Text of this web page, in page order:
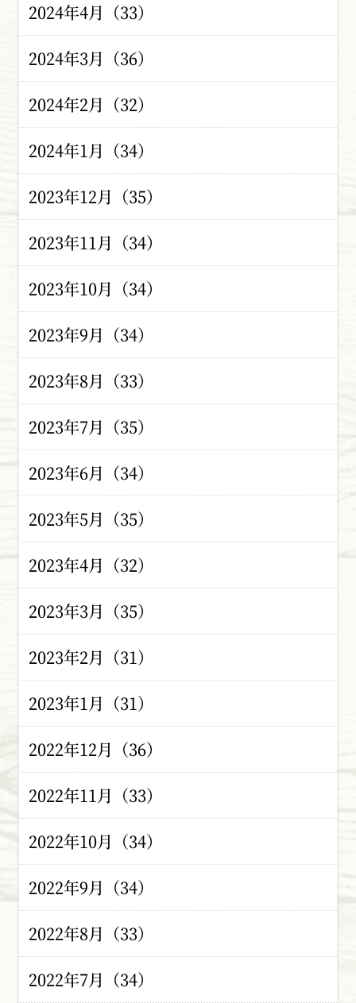
2024年4月（33）
2024年3月（36）
2024年2月（32）
2024年1月（34）
2023年12月（35）
2023年11月（34）
2023年10月（34）
2023年9月（34）
2023年8月（33）
2023年7月（35）
2023年6月（34）
2023年5月（35）
2023年4月（32）
2023年3月（35）
2023年2月（31）
2023年1月（31）
2022年12月（36）
2022年11月（33）
2022年10月（34）
2022年9月（34）
2022年8月（33）
2022年7月（34）